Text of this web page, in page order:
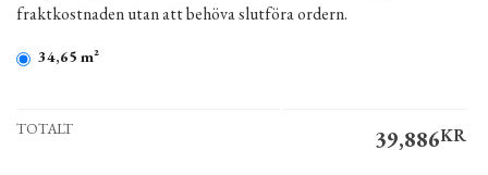
fraktkostnaden utan att behöva slutföra ordern.
34,65 m²
TOTALT 39,886KR